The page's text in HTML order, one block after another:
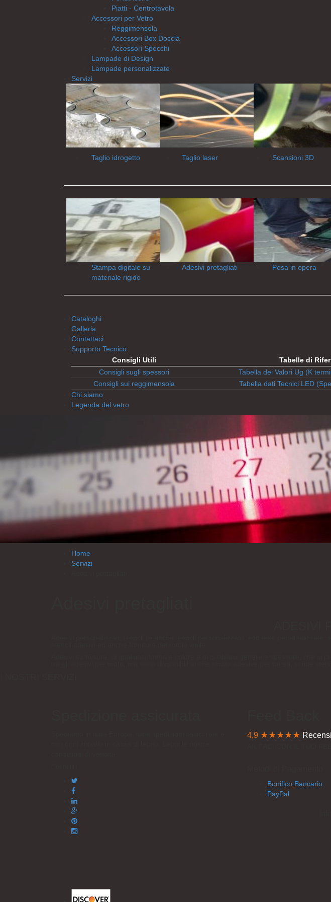
Piatti - Centrotavola
Accessori per Vetro
Reggimensola
Accessori Box Doccia
Accessori Specchi
Lampade di Design
Lampade personalizzate
Servizi
Taglio idrogetto Taglio laser Scansioni 3D
Stampa digitale su
materiale rigido
Adesivi pretagliati Posa in opera
Cataloghi
Galleria
Contattaci
Supporto Tecnico
Consigli Utili
Tabelle di
Consigli sugli spessori
Tabella dei Valori Ug (K
Consigli sui reggimensola
Tabella dati Tecnici LED
Chi siamo
Legenda del vetro
Home
Servizi
4,9 ★★★★★
Bonifico Bancario
PayPal